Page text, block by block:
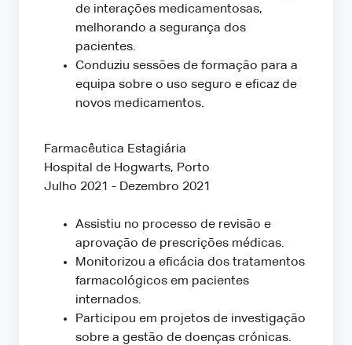
de interações medicamentosas,
melhorando a segurança dos
pacientes.
Conduziu sessões de formação para a
equipa sobre o uso seguro e eficaz de
novos medicamentos.
Farmacêutica Estagiária
Hospital de Hogwarts, Porto
Julho 2021 - Dezembro 2021
Assistiu no processo de revisão e
aprovação de prescrições médicas.
Monitorizou a eficácia dos tratamentos
farmacológicos em pacientes
internados.
Participou em projetos de investigação
sobre a gestão de doenças crónicas.